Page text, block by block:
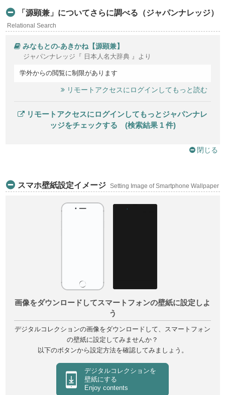
「源顕兼」についてさらに調べる（ジャパンナレッジ）
Relational Search
みなもとの-あきかね【源顕兼】
ジャパンナレッジ『 日本人名大辞典 』より
学外からの閲覧に制限があります
リモートアクセスにログインしてもっと読む
リモートアクセスにログインしてもっとジャパンナレ
ッジをチェックする (検索結果 1 件)
閉じる
スマホ壁紙設定イメージ Setting Image of Smartphone Wallpaper
画像をダウンロードしてスマートフォンの壁紙に設定しよ
う
デジタルコレクションの画像をダウンロードして、スマートフォン
の壁紙に設定してみませんか？
以下のボタンから設定方法を確認してみましょう。
デジタルコレクションを
壁紙にする
Enjoy contents